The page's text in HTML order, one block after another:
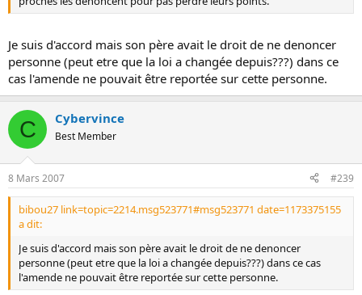
Je suis d'accord mais son père avait le droit de ne denoncer
personne (peut etre que la loi a changée depuis???) dans ce
cas l'amende ne pouvait être reportée sur cette personne.
C Cybervince
Best Member
8 Mars 2007 #239
bibou27 link=topic=2214.msg523771#msg523771 date=1173375155
a dit:
Je suis d'accord mais son père avait le droit de ne denoncer
personne (peut etre que la loi a changée depuis???) dans ce cas
l'amende ne pouvait être reportée sur cette personne.